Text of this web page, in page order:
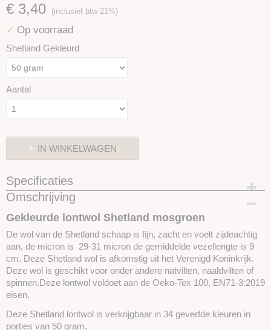
€ 3,40 (inclusief btw 21%)
✓ Op voorraad
Shetland Gekleurd
Aantal
IN WINKELWAGEN
Specificaties
Productcode
Omschrijving
Gekleurde lontwol Shetland mosgroen
De wol van de Shetland schaap is fijn, zacht en voelt zijdeachtig
aan, de micron is 29-31 micron de gemiddelde vezellengte is 9
cm. Deze Shetland wol is afkomstig uit het Verenigd Koninkrijk.
Deze wol is geschikt voor onder andere natvilten, naaldvilten of
spinnen.Deze lontwol voldoet aan de Oeko-Tex 100, EN71-3:2019
eisen.
Deze Shetland lontwol is verkrijgbaar in 34 geverfde kleuren in
porties van 50 gram.